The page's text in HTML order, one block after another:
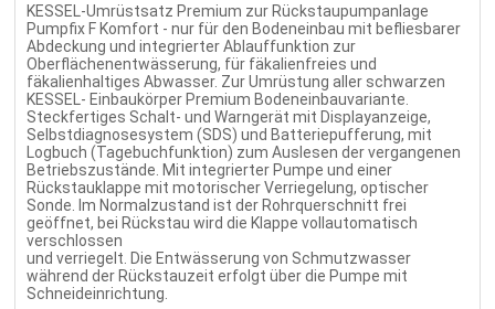
KESSEL-Umrüstsatz Premium zur Rückstaupumpanlage
Pumpfix F Komfort - nur für den Bodeneinbau mit befliesbarer
Abdeckung und integrierter Ablauffunktion zur
Oberflächenentwässerung, für fäkalienfreies und
fäkalienhaltiges Abwasser. Zur Umrüstung aller schwarzen
KESSEL- Einbaukörper Premium Bodeneinbauvariante.
Steckfertiges Schalt- und Warngerät mit Displayanzeige,
Selbstdiagnosesystem (SDS) und Batteriepufferung, mit
Logbuch (Tagebuchfunktion) zum Auslesen der vergangenen
Betriebszustände. Mit integrierter Pumpe und einer
Rückstauklappe mit motorischer Verriegelung, optischer
Sonde. Im Normalzustand ist der Rohrquerschnitt frei
geöffnet, bei Rückstau wird die Klappe vollautomatisch
verschlossen
und verriegelt. Die Entwässerung von Schmutzwasser
während der Rückstauzeit erfolgt über die Pumpe mit
Schneideinrichtung.